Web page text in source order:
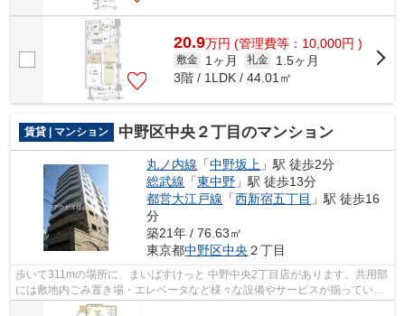
20.9万円 (管理費等：10,000円 )
敷金 1ヶ月 礼金
1.5ヶ月
3階 / 1LDK / 44.01㎡
賃貸 | マンション 中野区中央２丁目のマンション
丸ノ内線 「中野坂上 」駅 徒歩2分
総武線 「東中野 」駅 徒歩13分
都営大江戸線 「西新宿五丁目 」駅 徒歩16
分
築21年 / 76.63㎡
東京都中野区中央 ２丁目
歩いて311mの場所に、まいばすけっと 中野中央2丁目店があります。共用部
には敷地内ごみ置き場・エレベータなど様々な設備やサービスが揃っている
ので便利です。こちらの物件はマンシ...